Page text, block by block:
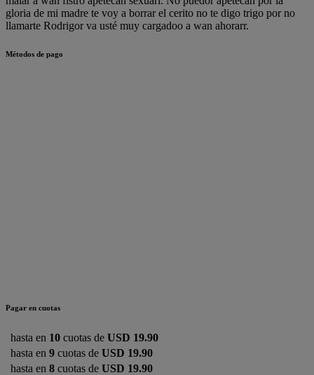
gloria de mi madre te voy a borrar el cerito no te digo trigo por no
llamarte Rodrigor va usté muy cargadoo a wan ahorarr.
Métodos de pago
Pagar en cuotas
hasta en 10 cuotas de USD 19.90
hasta en 9 cuotas de USD 19.90
hasta en 8 cuotas de USD 19.90